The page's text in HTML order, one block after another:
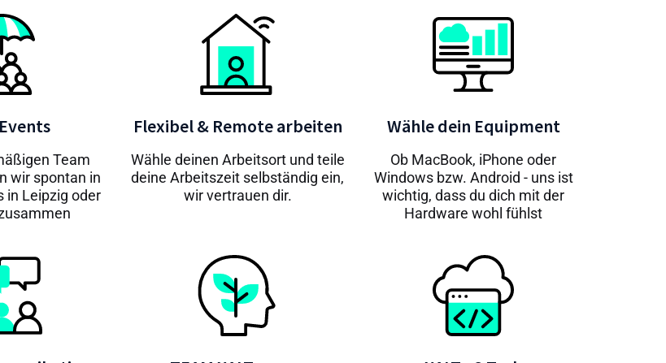
Team
wir spontan in
in Leipzig oder
Flexibel & Remote arbeiten
Wähle deinen Arbeitsort und teile
deine Arbeitszeit selbständig ein,
wir vertrauen dir.
Wähle dein Equipment
Ob MacBook, iPhone oder
Windows bzw. Android - uns ist
wichtig, dass du dich mit der
Hardware wohl fühlst